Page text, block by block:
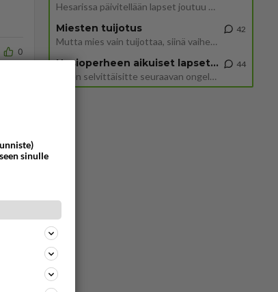
0
Hesarissa päivitellään lapset joutuu nyt kulkemaan 2 km kouluun jösses. Ruostefillarilla tuo matka menee vaikka miten äk
Miesten tuijotus
Mutta mies vain tuijottaa, siinä vaiheessa käännän itse pään pois. Mikä juttu? Yleensä jos joku tuijottaa tai katsoo, hä
42
Uusioperheen aikuiset lapset tyhjentää jääkaapin käydessään
Miten selvittäisitte seuraavan ongelman, meillä on uusioperhe, minulla teini-ikäiset lapset ja puolisolla aikuiset, jotk
44
sinulle